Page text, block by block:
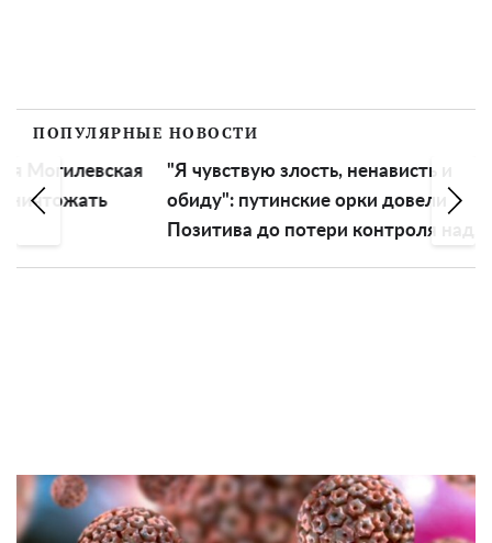
ПОПУЛЯРНЫЕ НОВОСТИ
"Я чувствую злость, ненависть и
обиду": путинские орки довели
Позитива до потери контроля над